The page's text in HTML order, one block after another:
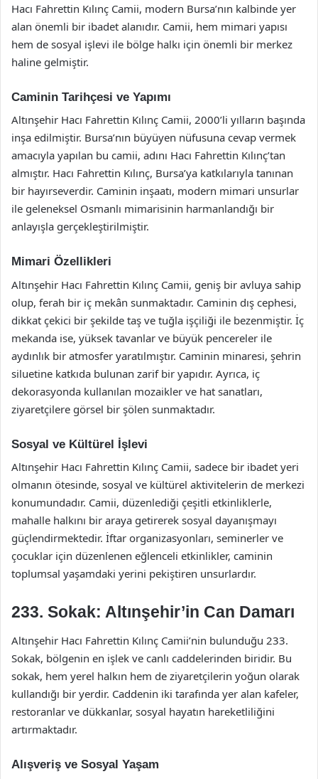
Hacı Fahrettin Kılınç Camii, modern Bursa’nın kalbinde yer
alan önemli bir ibadet alanıdır. Camii, hem mimari yapısı
hem de sosyal işlevi ile bölge halkı için önemli bir merkez
haline gelmiştir.
Caminin Tarihçesi ve Yapımı
Altınşehir Hacı Fahrettin Kılınç Camii, 2000’li yılların başında
inşa edilmiştir. Bursa’nın büyüyen nüfusuna cevap vermek
amacıyla yapılan bu camii, adını Hacı Fahrettin Kılınç’tan
almıştır. Hacı Fahrettin Kılınç, Bursa’ya katkılarıyla tanınan
bir hayırseverdir. Caminin inşaatı, modern mimari unsurlar
ile geleneksel Osmanlı mimarisinin harmanlandığı bir
anlayışla gerçekleştirilmiştir.
Mimari Özellikleri
Altınşehir Hacı Fahrettin Kılınç Camii, geniş bir avluya sahip
olup, ferah bir iç mekân sunmaktadır. Caminin dış cephesi,
dikkat çekici bir şekilde taş ve tuğla işçiliği ile bezenmiştir. İç
mekanda ise, yüksek tavanlar ve büyük pencereler ile
aydınlık bir atmosfer yaratılmıştır. Caminin minaresi, şehrin
siluetine katkıda bulunan zarif bir yapıdır. Ayrıca, iç
dekorasyonda kullanılan mozaikler ve hat sanatları,
ziyaretçilere görsel bir şölen sunmaktadır.
Sosyal ve Kültürel İşlevi
Altınşehir Hacı Fahrettin Kılınç Camii, sadece bir ibadet yeri
olmanın ötesinde, sosyal ve kültürel aktivitelerin de merkezi
konumundadır. Camii, düzenlediği çeşitli etkinliklerle,
mahalle halkını bir araya getirerek sosyal dayanışmayı
güçlendirmektedir. İftar organizasyonları, seminerler ve
çocuklar için düzenlenen eğlenceli etkinlikler, caminin
toplumsal yaşamdaki yerini pekiştiren unsurlardır.
233. Sokak: Altınşehir’in Can Damarı
Altınşehir Hacı Fahrettin Kılınç Camii’nin bulunduğu 233.
Sokak, bölgenin en işlek ve canlı caddelerinden biridir. Bu
sokak, hem yerel halkın hem de ziyaretçilerin yoğun olarak
kullandığı bir yerdir. Caddenin iki tarafında yer alan kafeler,
restoranlar ve dükkanlar, sosyal hayatın hareketliliğini
artırmaktadır.
Alışveriş ve Sosyal Yaşam